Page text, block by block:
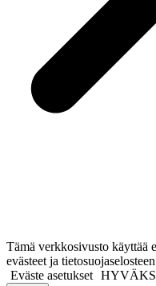
Tämä verkkosivusto käyttää
evästeet ja
Eväste asetukset